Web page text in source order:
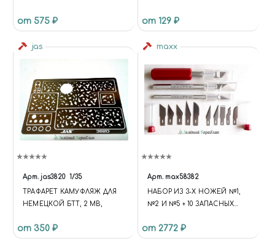
от 575 ₽ от 129 ₽
jas
Арт. jas3820 1/35
ТРАФАРЕТ КАМУФЛЯЖ ДЛЯ
НЕМЕЦКОЙ БТТ, 2 МВ,
от 350 ₽
maxx
Арт. max58382
НАБОР ИЗ 3-Х НОЖЕЙ №1,
№2 И №5 + 10 ЗАПАСНЫХ
от 2772 ₽